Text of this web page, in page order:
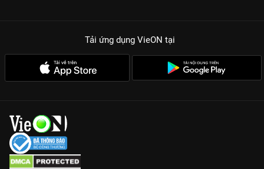
Tải ứng dụng VieON tại